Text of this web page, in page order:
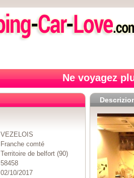
Ne voyagez
VEZELOIS
Franche comté
Territoire de belfort (90)
58458
02/10/2017